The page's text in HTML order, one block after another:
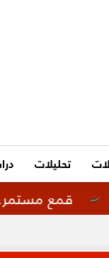
تحليلات
هل يعيد